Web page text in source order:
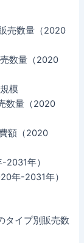
売数量（2020
数量（2020
模
数量（2020
額（2020
年）
年-2031年）
タイプ別販売数